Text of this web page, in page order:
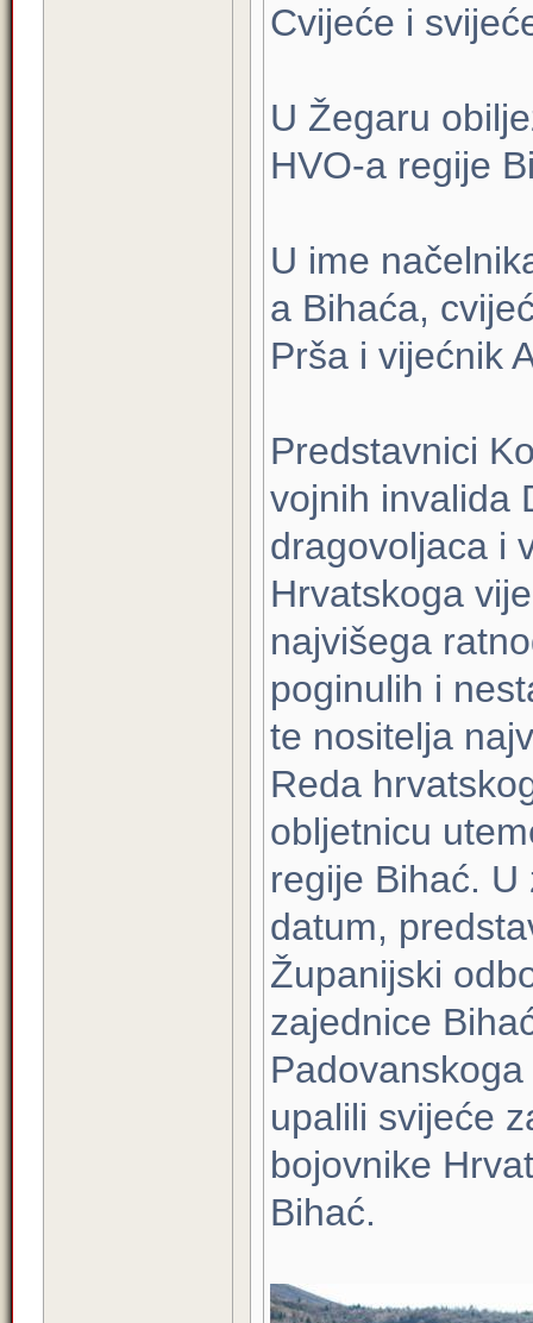
Cvijeće i
U Žegaru
HVO-a regije
U ime
a Bihaća,
Prša i vijećnik
Predstavnici
vojnih invalida
dragovoljaca i
Hrvatskoga
najvišega
poginulih i
te nositelja
Reda
obljetnicu
regije Bihać.
datum,
Županijski
zajednice
upalili svijeće
bojovnike
Bihać.